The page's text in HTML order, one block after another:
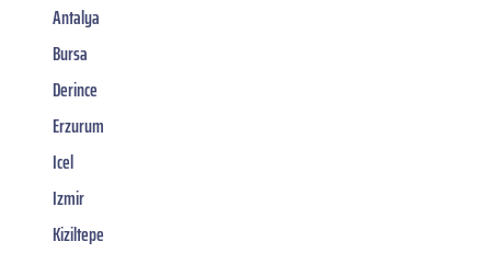
Antalya
Bursa
Derince
Erzurum
Icel
Izmir
Kiziltepe